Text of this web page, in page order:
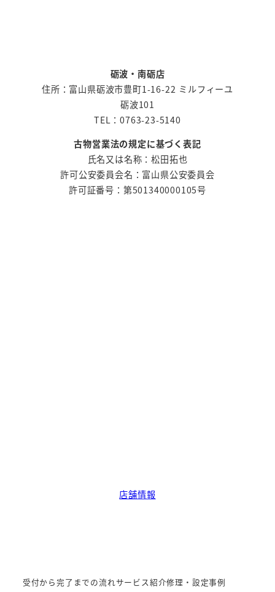
砺波・南砺店
住所：富山県砺波市豊町1-16-22 ミルフィーユ
砺波101
TEL：0763-23-5140
古物営業法の規定に基づく表記
氏名又は名称：松田拓也
許可公安委員会名：富山県公安委員会
許可証番号：第501340000105号
店舗情報
受付から完了までの流れサービス紹介修理・設定事例